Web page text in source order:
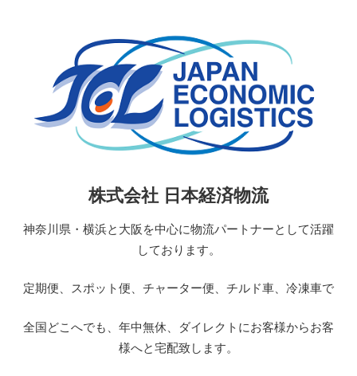
経
流
ECONOMIC
株式会社 日本経済物流
神奈川県・横浜と大阪を中心に物流パートナーとして活躍
しております。
定期便、スポット便、チャーター便、チルド車、冷凍車で
全国どこへでも、年中無休、ダイレクトにお客様からお客
様へと宅配致します。